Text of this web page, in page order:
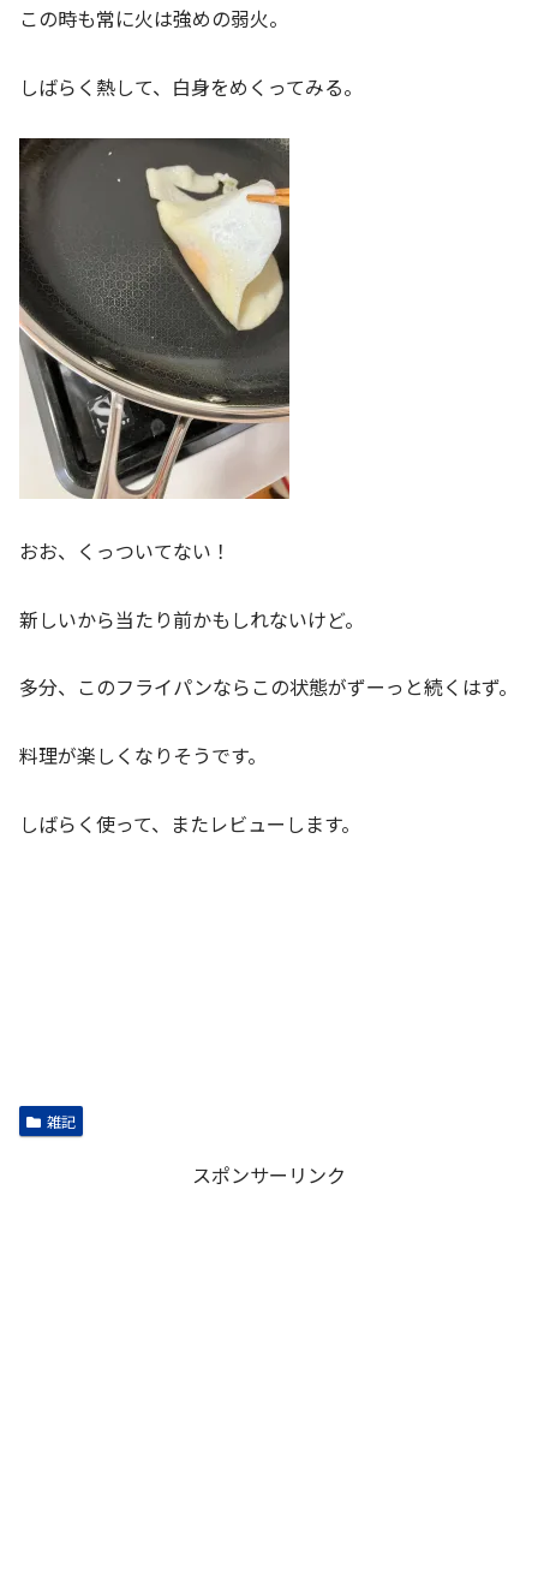
この時も常に火は強めの弱火。
しばらく熱して、白身をめくってみる。
おお、くっついてない！
新しいから当たり前かもしれないけど。
多分、このフライパンならこの状態がずーっと続くはず。
料理が楽しくなりそうです。
しばらく使って、またレビューします。
雑記
スポンサーリンク